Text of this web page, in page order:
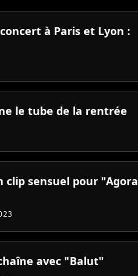
à Paris et Lyon :
le tube de la rentrée
clip sensuel pour "Agora
avec "Balut"